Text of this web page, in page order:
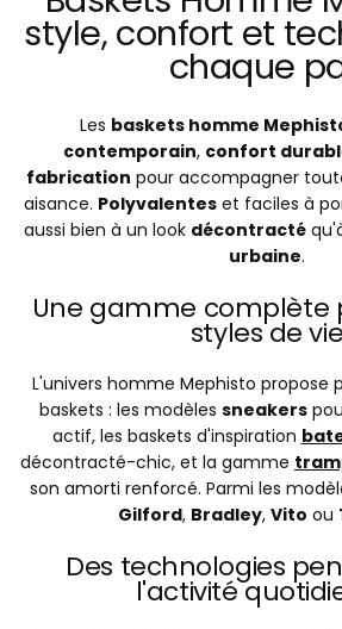
style, confort et
chaque
Les baskets homme
contemporain, confort
fabrication pour accompagner
aisance. Polyvalenteset faciles à
aussi bien à un look décontracté
urbaine.
Une gamme complète
styles de vie
L'univers homme Mephisto propose
baskets : les modèles sneakers
actif, les baskets d'inspiration
décontracté-chic, et la gamme
son amorti renforcé. Parmi les
Gilford, Bradley, Vito ou
Des technologies
l'activité